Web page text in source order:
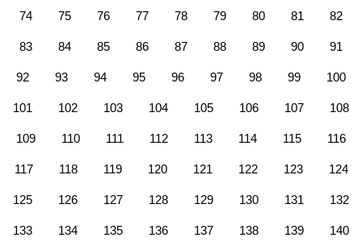
74 75 76 77 78 79 80 81 82
83 84 85 86 87 88 89 90 91
92 93 94 95 96 97 98 99 100
101 102 103 104 105 106 107 108
109 110 111 112 113 114 115 116
117 118 119 120 121 122 123 124
125 126 127 128 129 130 131 132
133 134 135 136 137 138 139 140